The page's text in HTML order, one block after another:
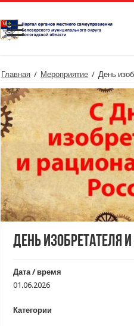
Главная / Мероприятие / День
День изобретателя
Дата / время
01.06.2026
Категории